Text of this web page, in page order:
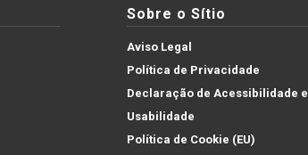
Sobre o Sítio
Aviso Legal
Política de Privacidade
Declaração de Acessibilidade e
Usabilidade
Política de Cookie (EU)